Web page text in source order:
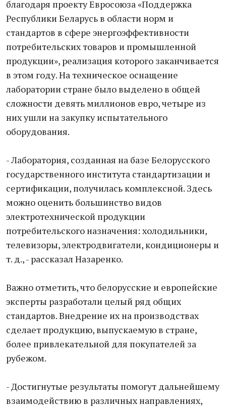
благодаря проекту Евросоюза «Поддержка
Республики Беларусь в области норм и
стандартов в сфере энергоэффективности
потребительских товаров и промышленной
продукции», реализация которого заканчивается
в этом году. На техническое оснащение
лаборатории стране было выделено в общей
сложности девять миллионов евро, четыре из
них ушли на закупку испытательного
оборудования.
- Лаборатория, созданная на базе Белорусского
государственного института стандартизации и
сертификации, получилась комплексной. Здесь
можно оценить большинство видов
электротехнической продукции
потребительского назначения: холодильники,
телевизоры, электродвигатели, кондиционеры и
т. д., - рассказал Назаренко.
Важно отметить, что белорусские и европейские
эксперты разработали целый ряд общих
стандартов. Внедрение их на производствах
сделает продукцию, выпускаемую в стране,
более привлекательной для покупателей за
рубежом.
- Достигнутые результаты помогут дальнейшему
взаимодействию в различных направлениях,